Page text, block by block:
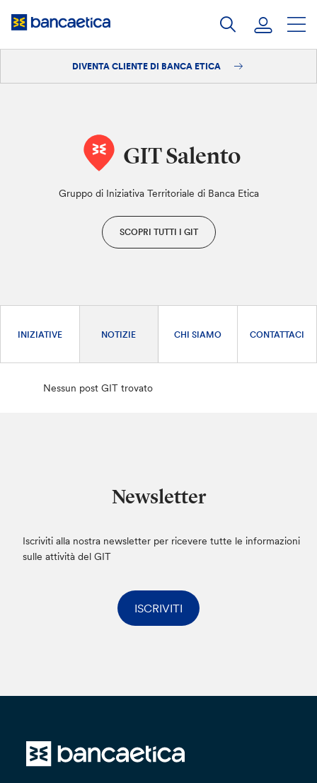
DIVENTA CLIENTE DI BANCA ETICA
GIT Salento
Gruppo di Iniziativa Territoriale di Banca Etica
SCOPRI TUTTI I GIT
INIZIATIVE NOTIZIE CHI SIAMO CONTATTACI
Nessun post GIT trovato
Newsletter
Iscriviti alla nostra newsletter per ricevere tutte le informazioni
sulle attività del GIT
ISCRIVITI